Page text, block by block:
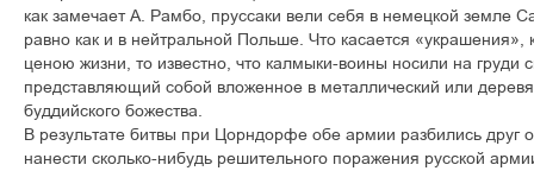
как замечает А. Рамбо, пруссаки вели себя в немецкой земле
равно как и в нейтральной Польше. Что касается
ценою жизни, то известно, что калмыки-воины носили на
представляющий собой вложенное в металлический или
буддийского божества.
В результате битвы при Цорндорфе обе армии разбились друг
нанести сколько-нибудь решительного поражения русской